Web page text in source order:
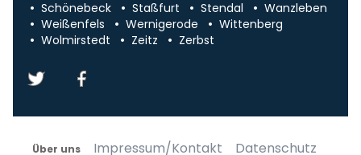
Schönebeck
Staßfurt Stendal
Wanzleben
Weißenfels
Wernigerode
Wittenberg
Wolmirstedt
Zeitz Zerbst
Über uns Impressum/Kontakt Datenschutz